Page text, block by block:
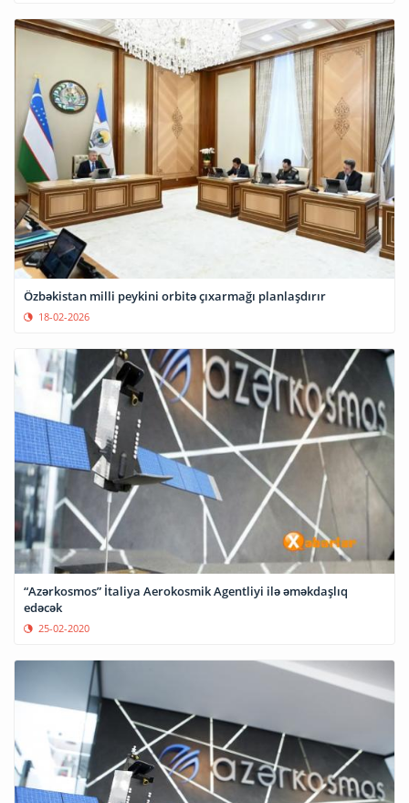
Özbəkistan milli peykini orbitə çıxarmağı planlaşdırır
18-02-2026
“Azərkosmos” İtaliya Aerokosmik Agentliyi ilə əməkdaşlıq
edəcək
25-02-2020